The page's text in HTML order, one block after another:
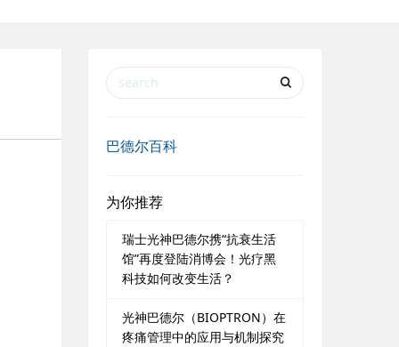
巴德尔百科
为你推荐
瑞士光神巴德尔携“抗衰生活
馆”再度登陆消博会！光疗黑
科技如何改变生活？
光神巴德尔（BIOPTRON）在
疼痛管理中的应用与机制探究